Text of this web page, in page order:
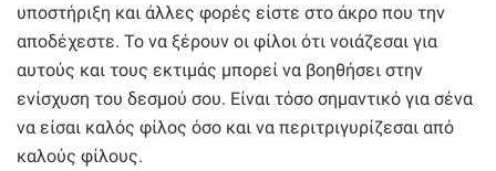
υποστήριξη και άλλες φορές είστε στο άκρο που την
αποδέχεστε. Το να ξέρουν οι φίλοι ότι νοιάζεσαι για
αυτούς και τους εκτιμάς μπορεί να βοηθήσει στην
ενίσχυση του δεσμού σου. Είναι τόσο σημαντικό για σένα
να είσαι καλός φίλος όσο και να περιτριγυρίζεσαι από
καλούς φίλους.